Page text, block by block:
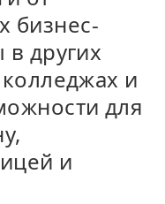
бизнес-
в других
и
для
и